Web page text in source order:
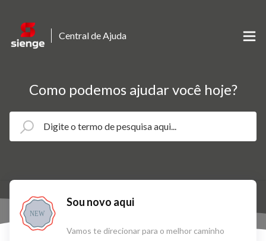
Central de Ajuda
Como podemos ajudar você hoje?
NEW
Sou novo aqui
Vamos te direcionar para o melhor caminho